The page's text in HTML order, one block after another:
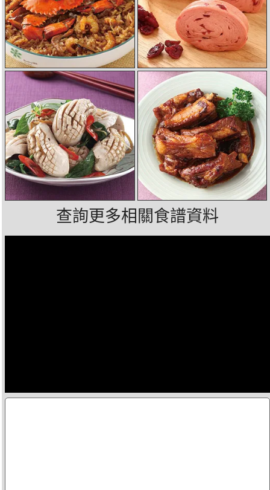
查詢更多相關食譜資料